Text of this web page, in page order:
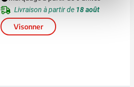
Livraison à partir de 18 août
Visonner